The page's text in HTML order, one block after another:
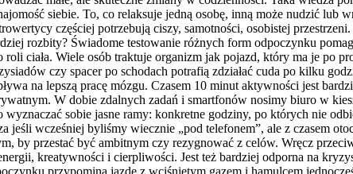
siebie. To, co relaksuje jedną osobę, inną może nudzić lub
częściej potrzebują ciszy, samotności, osobistej
rozbity? Świadome testowanie różnych form odpoczynku
ciała. Wiele osób traktuje organizm jak pojazd, który ma je po
czy spacer po schodach potrafią zdziałać cuda po kilku
na lepszą pracę mózgu. Czasem 10 minut aktywności jest
W dobie zdalnych zadań i smartfonów nosimy biuro w
sobie jasne ramy: konkretne godziny, po których nie
jeśli wcześniej byliśmy wiecznie „pod telefonem”, ale z czasem
by przestać być ambitnym czy rezygnować z celów. Wręcz
kreatywności i cierpliwości. Jest też bardziej odporna na
przypomina jazdę z wciśniętym gazem i hamulcem